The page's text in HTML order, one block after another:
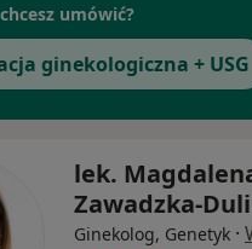
umówić?
ginekologiczna + USG
lek.
Zawadzka-
Ginekolog, Genetyk ·